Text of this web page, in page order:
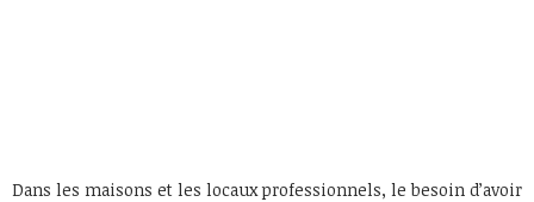
Dans les maisons et les locaux professionnels, le besoin d’avoir